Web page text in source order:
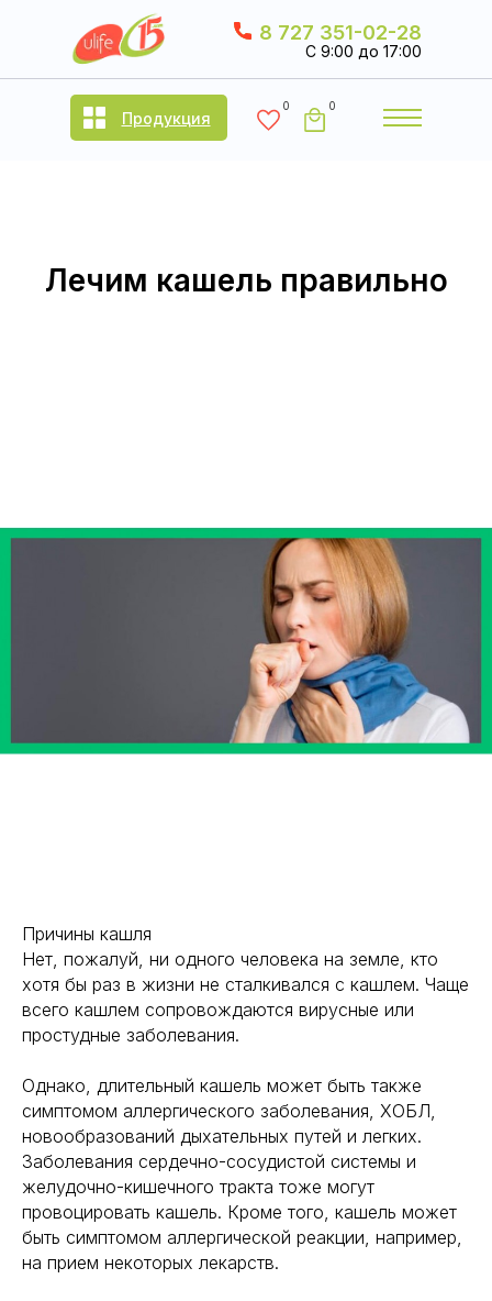
C 9:00 до 17:00
8 727 351-02-28
Продукция
0
0
Лечим кашель правильно
Причины кашля
Нет, пожалуй, ни одного человека на земле, кто
хотя бы раз в жизни не сталкивался с кашлем. Чаще
всего кашлем сопровождаются вирусные или
простудные заболевания.
Однако, длительный кашель может быть также
симптомом аллергического заболевания, ХОБЛ,
новообразований дыхательных путей и легких.
Заболевания сердечно-сосудистой системы и
желудочно-кишечного тракта тоже могут
провоцировать кашель. Кроме того, кашель может
быть симптомом аллергической реакции, например,
на прием некоторых лекарств.